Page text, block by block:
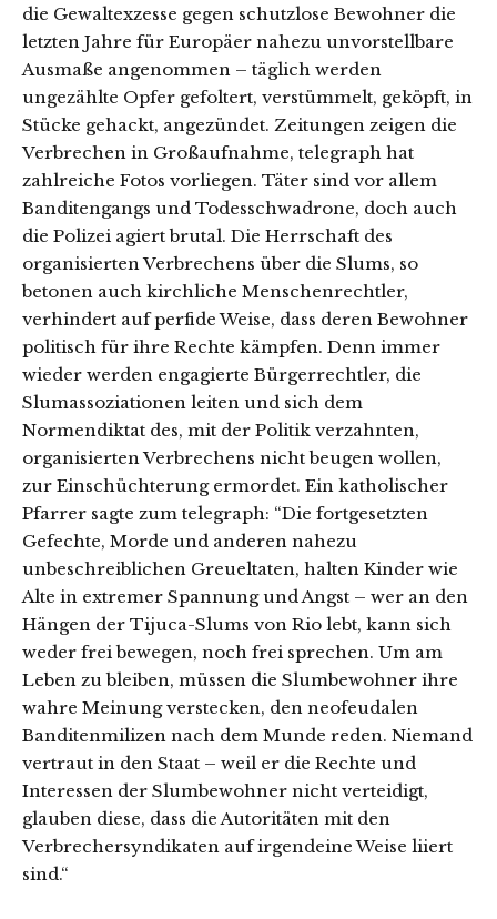
die Gewaltexzesse gegen schutzlose Bewohner die
letzten Jahre für Europäer nahezu unvorstellbare
Ausmaße angenommen – täglich werden
ungezählte Opfer gefoltert, verstümmelt, geköpft, in
Stücke gehackt, angezündet. Zeitungen zeigen die
Verbrechen in Großaufnahme, telegraph hat
zahlreiche Fotos vorliegen. Täter sind vor allem
Banditengangs und Todesschwadrone, doch auch
die Polizei agiert brutal. Die Herrschaft des
organisierten Verbrechens über die Slums, so
betonen auch kirchliche Menschenrechtler,
verhindert auf perfide Weise, dass deren Bewohner
politisch für ihre Rechte kämpfen. Denn immer
wieder werden engagierte Bürgerrechtler, die
Slumassoziationen leiten und sich dem
Normendiktat des, mit der Politik verzahnten,
organisierten Verbrechens nicht beugen wollen,
zur Einschüchterung ermordet. Ein katholischer
Pfarrer sagte zum telegraph: “Die fortgesetzten
Gefechte, Morde und anderen nahezu
unbeschreiblichen Greueltaten, halten Kinder wie
Alte in extremer Spannung und Angst – wer an den
Hängen der Tijuca-Slums von Rio lebt, kann sich
weder frei bewegen, noch frei sprechen. Um am
Leben zu bleiben, müssen die Slumbewohner ihre
wahre Meinung verstecken, den neofeudalen
Banditenmilizen nach dem Munde reden. Niemand
vertraut in den Staat – weil er die Rechte und
Interessen der Slumbewohner nicht verteidigt,
glauben diese, dass die Autoritäten mit den
Verbrechersyndikaten auf irgendeine Weise liiert
sind.“